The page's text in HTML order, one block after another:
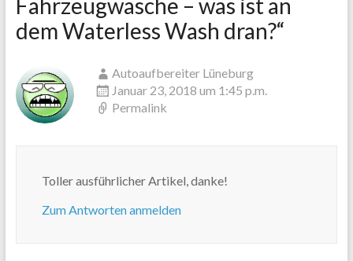
dem Waterless Wash dran?“
Autoaufbereiter Lüneburg
Januar 23, 2018 um 1:45 p.m.
Permalink
Toller ausführlicher Artikel, danke!
Zum Antworten anmelden